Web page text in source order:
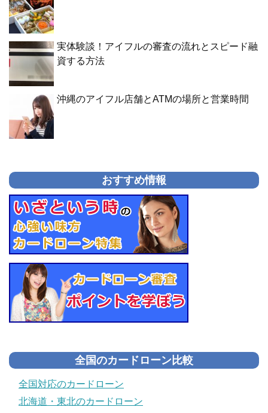
実体験談！アイフルの審査の流れとスピード融
資する方法
沖縄のアイフル店舗とATMの場所と営業時間
おすすめ情報
全国のカードローン比較
全国対応のカードローン
北海道・東北のカードローン